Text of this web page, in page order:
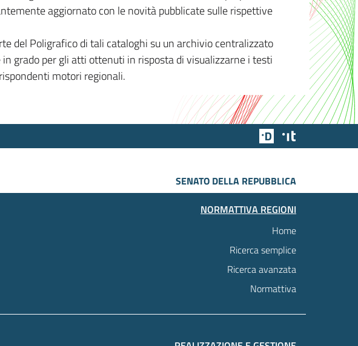
aggiornato con le novità pubblicate sulle rispettive
del Poligrafico di tali cataloghi su un archivio centralizzato
grado per gli atti ottenuti in risposta di visualizzarne i testi
motori regionali.
Team Digitale
SENATO DELLA REPUBBLICA
NORMATTIVA REGIONI
Home
Ricerca semplice
Ricerca avanzata
Normattiva